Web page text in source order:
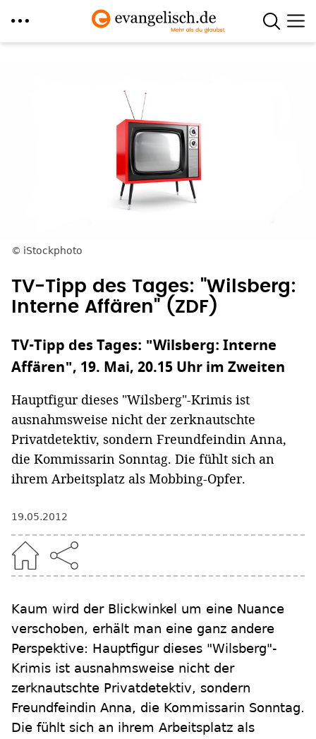
iStockphoto
TV-Tipp des Tages: "Wilsberg:
Interne Affären" (ZDF)
TV-Tipp des Tages: "Wilsberg: Interne
Affären", 19. Mai, 20.15 Uhr im Zweiten
Hauptfigur dieses "Wilsberg"-Krimis ist
ausnahmsweise nicht der zerknautschte
Privatdetektiv, sondern Freundfeindin Anna,
die Kommissarin Sonntag. Die fühlt sich an
ihrem Arbeitsplatz als Mobbing-Opfer.
19.05.2012
Kaum wird der Blickwinkel um eine Nuance
verschoben, erhält man eine ganz andere
Perspektive: Hauptfigur dieses "Wilsberg"-
Krimis ist ausnahmsweise nicht der
zerknautschte Privatdetektiv, sondern
Freundfeindin Anna, die Kommissarin Sonntag.
Die fühlt sich an ihrem Arbeitsplatz als